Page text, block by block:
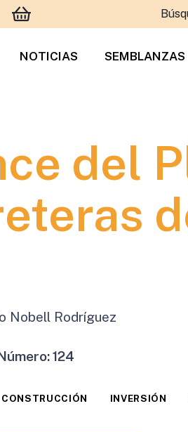
NOTICIAS SEMBLANZAS
del
Nobell Rodríguez
124
CONSTRUCCIÓN INVERSIÓN